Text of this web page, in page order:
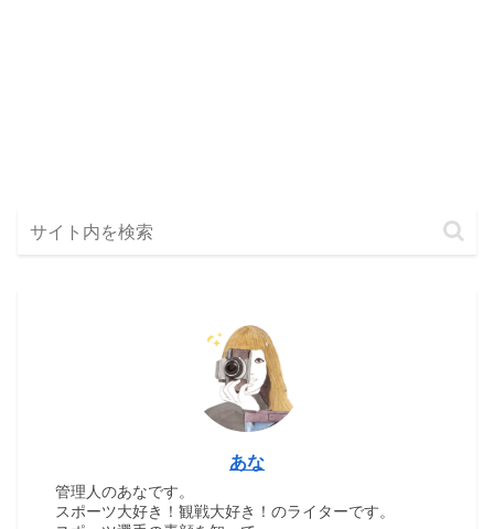
あな
管理人のあなです。
スポーツ大好き！観戦大好き！のライターです。